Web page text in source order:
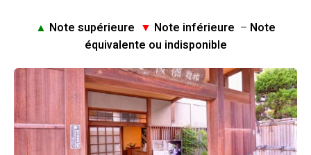
▲ Note supérieure ▼ Note inférieure – Note
équivalente ou indisponible